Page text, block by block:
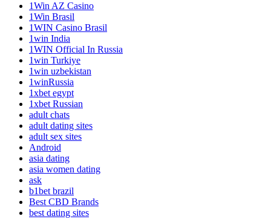
1Win AZ Casino
1Win Brasil
1WIN Casino Brasil
1win India
1WIN Official In Russia
1win Turkiye
1win uzbekistan
1winRussia
1xbet egypt
1xbet Russian
adult chats
adult dating sites
adult sex sites
Android
asia dating
asia women dating
ask
b1bet brazil
Best CBD Brands
best dating sites